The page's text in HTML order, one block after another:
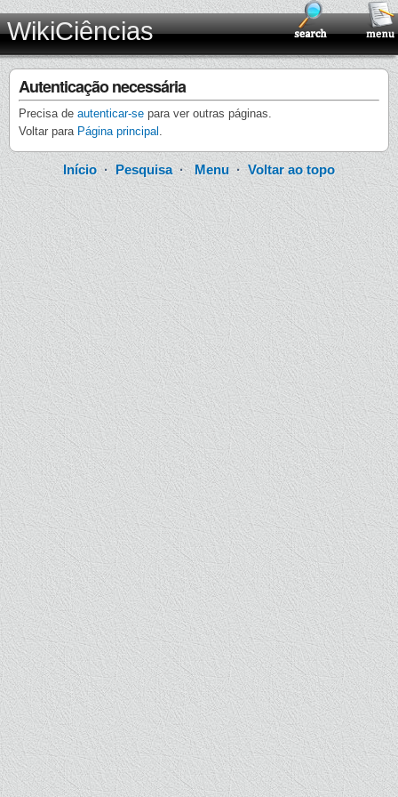
WikiCiências
Autenticação necessária
Precisa de autenticar-se para ver outras páginas.
Voltar para Página principal .
Início · Pesquisa·Menu ·Voltar ao topo